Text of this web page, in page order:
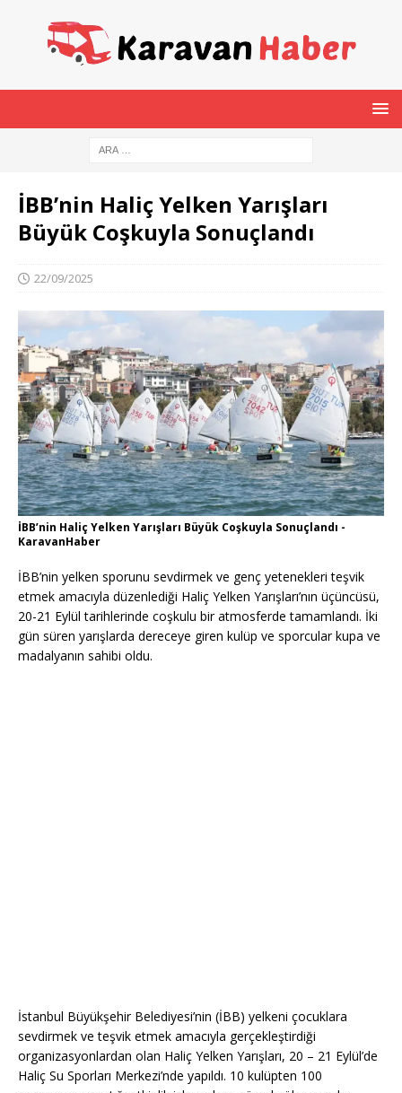
İBB’nin Haliç Yelken Yarışları
Büyük Coşkuyla Sonuçlandı
22/09/2025
İBB’nin Haliç Yelken Yarışları Büyük Coşkuyla Sonuçlandı -
KaravanHaber
İBB’nin yelken sporunu sevdirmek ve genç yetenekleri teşvik
etmek amacıyla düzenlediği Haliç Yelken Yarışları’nın üçüncüsü,
20-21 Eylül tarihlerinde coşkulu bir atmosferde tamamlandı. İki
gün süren yarışlarda dereceye giren kulüp ve sporcular kupa ve
madalyanın sahibi oldu.
İstanbul Büyükşehir Belediyesi’nin (İBB) yelkeni çocuklara
sevdirmek ve teşvik etmek amacıyla gerçekleştirdiği
organizasyonlardan olan Haliç Yelken Yarışları, 20 – 21 Eylül’de
Haliç Su Sporları Merkezi’nde yapıldı. 10 kulüpten 100